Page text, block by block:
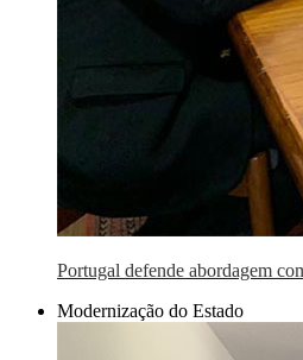
Portugal defende abordagem
Modernização do Estado